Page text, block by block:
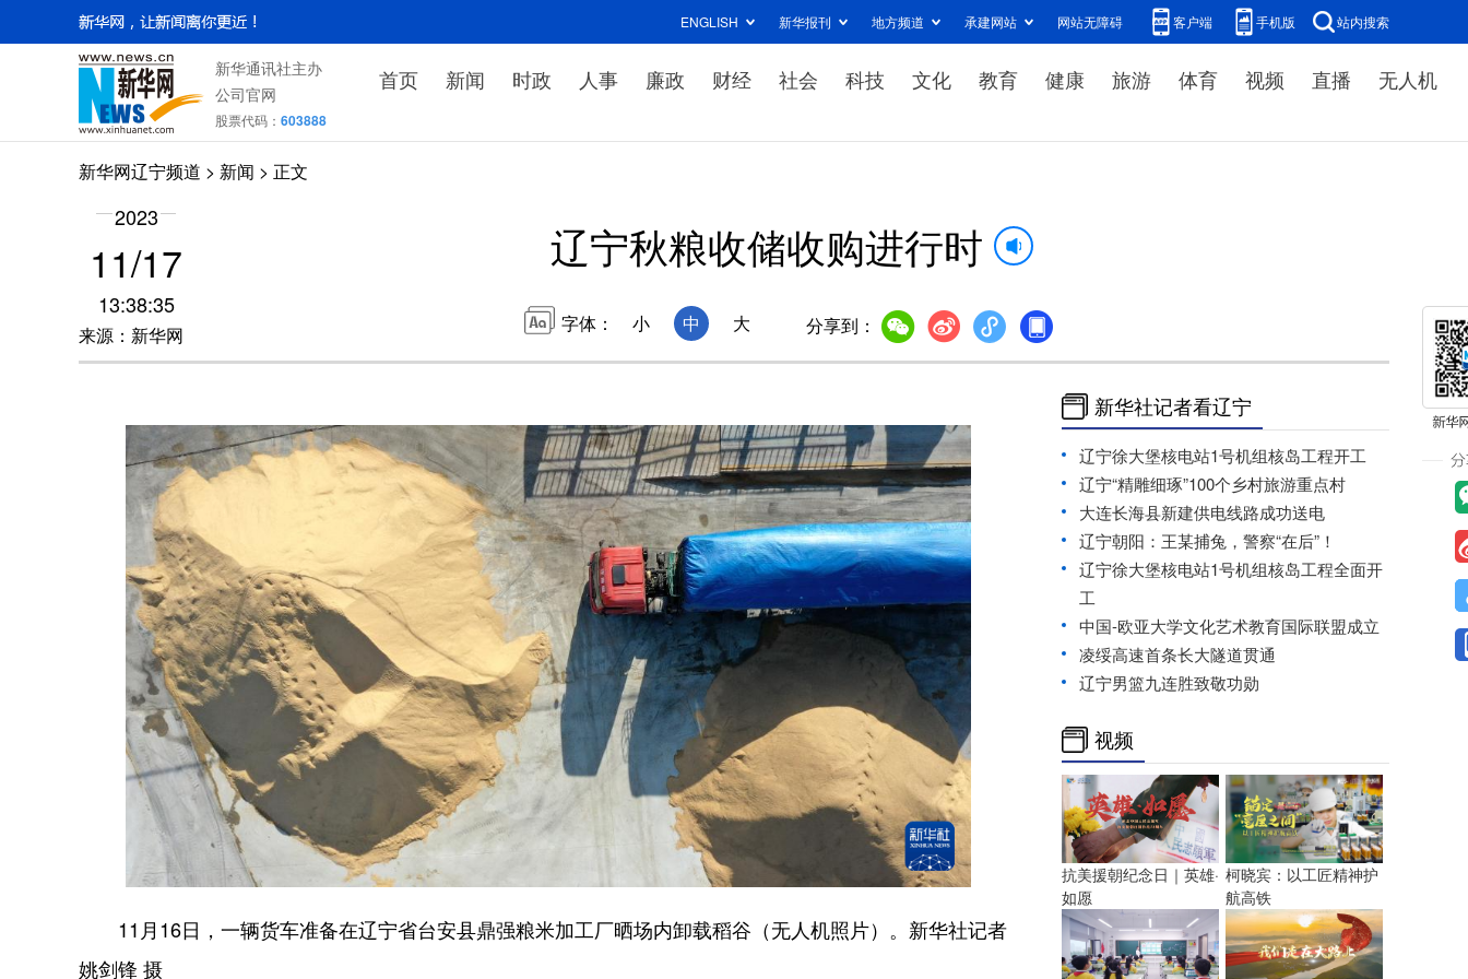
ENGLISH 新华报刊 地方频道 承建网站 网站无障碍 客户端 手机版 站内搜索
新华通讯社主办
公司官网
股票代码： 603888
首页 新闻 时政 人事 廉政 财经 社会 科技 文化 教育 健康 旅游 体育 视频 直播 无人机
新华网辽宁频道 > 新闻 > 正文
2023
11/17
13:38:35
来源：新华网
辽宁秋粮收储收购进行时
字体： 小 中 大 分享到：
11月16日，一辆货车准备在辽宁省台安县鼎强粮米加工厂晒场内卸载稻谷（无人机照片）。新华社记者
姚剑锋 摄
新华社记者看辽宁
辽宁徐大堡核电站1号机组核岛工程开工
辽宁“精雕细琢”100个乡村旅游重点村
大连长海县新建供电线路成功送电
辽宁朝阳：王某捕兔，警察“在后”！
辽宁徐大堡核电站1号机组核岛工程全面开
工
中国-欧亚大学文化艺术教育国际联盟成立
凌绥高速首条长大隧道贯通
辽宁男篮九连胜致敬功勋
视频
抗美援朝纪念日｜英雄·
如愿
柯晓宾：以工匠精神护
航高铁